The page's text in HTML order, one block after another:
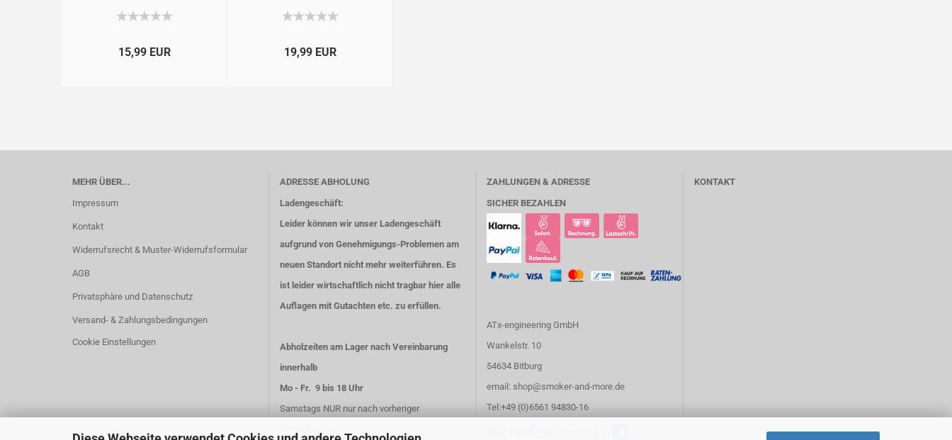
15,99 EUR 19,99 EUR
MEHR ÜBER...
Impressum
Kontakt
Widerrufsrecht & Muster-Widerrufsformular
AGB
Privatsphäre und Datenschutz
Versand- & Zahlungsbedingungen
Cookie Einstellungen
ADRESSE ABHOLUNG
Ladengeschäft:
Leider können wir unser Ladengeschäft
aufgrund von Genehmigungs-Problemen am
neuen Standort nicht mehr weiterführen. Es
ist leider wirtschaftlich nicht tragbar hier alle
Auflagen mit Gutachten etc. zu erfüllen.
Abholzeiten am Lager nach Vereinbarung
innerhalb
Mo - Fr. 9 bis 18 Uhr
Samstags NUR nur nach vorheriger
ZAHLUNGEN & ADRESSE
SICHER BEZAHLEN
ATx-engineering GmbH
Wankelstr. 10
54634 Bitburg
email: shop@smoker-and-more.de
Tel:+49 (0)6561 94830-16
KONTAKT